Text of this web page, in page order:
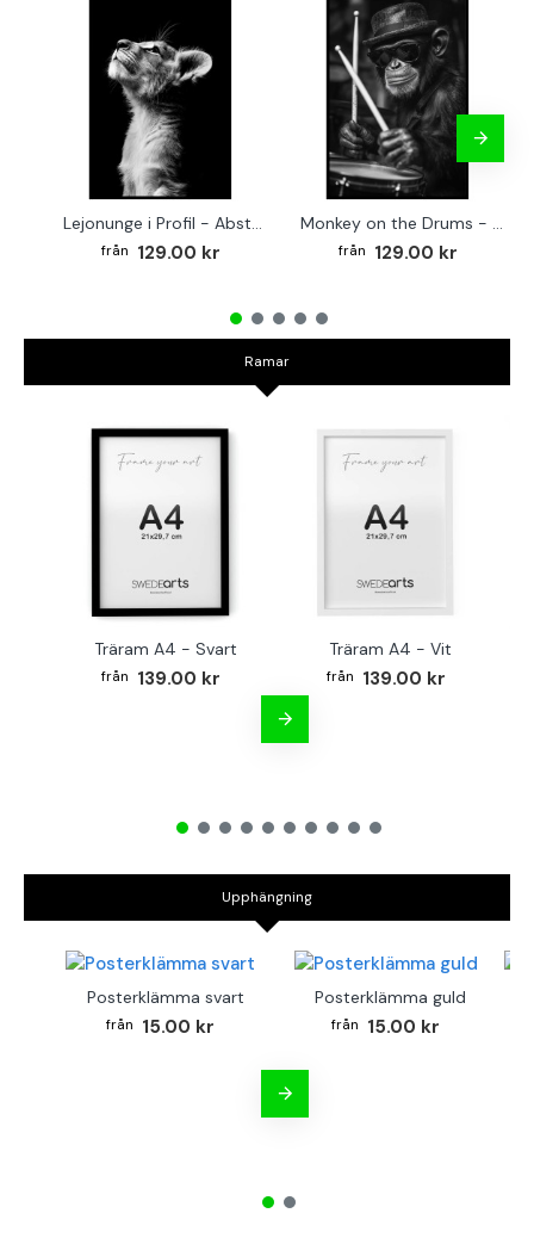
Lejonunge i Profil - Abstrakt poster i svartvitt
129.00 kr
Monkey on the Drums - Trendig poster
129.00 kr
Ramar
Träram A4 - Svart
139.00 kr
Träram A4 - Vit
139.00 kr
Upphängning
Posterklämma svart
15.00 kr
Posterklämma guld
15.00 kr